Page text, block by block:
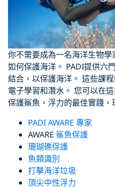
你不需要成為一名海洋生物
如何保護海洋。 PADI提供六
結合，以保護海洋。 這些課
電子學習和潛水。 您可以在
保護鯊魚，浮力的最佳實踐，
PADIAWARE 專家
AWARE 鯊魚保護
珊瑚礁保護
魚類識別
打擊海洋垃圾
頂尖中性浮力